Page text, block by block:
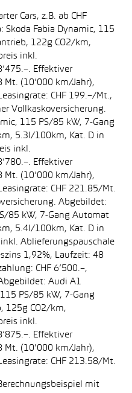
Cars, z.B. ab CHF
Skoda Fabia Dynamic, 115
122g CO2/km,
inkl.
Effektiver
Mt. (10’000 km/Jahr),
CHF 199.–/Mt.,
Vollkaskoversicherung.
115 PS/85 kW, 7-Gang
5.3l/100km, Kat. D in
inkl.
Effektiver
Mt. (10’000 km/Jahr),
CHF 221.85/Mt.
Abgebildet:
85 kW, 7-Gang Automat
5.4l/100km, Kat. D in
Ablieferungspauschale
1,92%, Laufzeit: 48
CHF 6’500.–,
Audi A1
PS/85 kW, 7-Gang
125g CO2/km,
inkl.
Effektiver
Mt. (10'000 km/Jahr),
CHF 213.58/Mt.
mit